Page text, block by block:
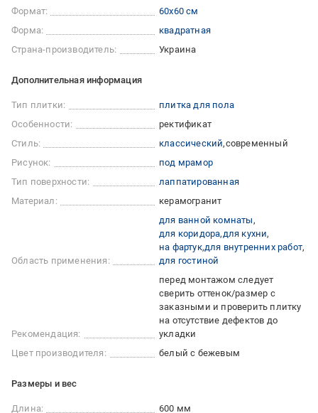
Формат:
60x60 см
Форма:
квадратная
Страна-производитель:
Украина
Дополнительная информация
Тип плитки:
плитка для пола
Особенности:
ректификат
Стиль:
классический современный
Рисунок:
под мрамор
Тип поверхности:
лаппатированная
Материал:
керамогранит
Область применения:
для ванной комнаты
для коридора для кухни
на фартук для внутренних работ
для гостиной
Рекомендация:
перед монтажом следует
сверить оттенок/размер с
заказными и проверить плитку
на отсутствие дефектов до
укладки
Цвет производителя:
белый с бежевым
Размеры и вес
Длина:
600 мм